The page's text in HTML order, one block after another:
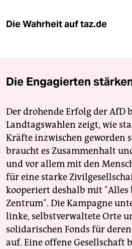
Die Wahrheit auf taz.de
Die Engagierten
Der drohende Erfolg der AfD
Landtagswahlen zeigt, wie
Kräfte inzwischen geworden
braucht es Zusammenhalt
und vor allem mit den
für eine starke
kooperiert deshalb mit
Zentrum". Die Kampagne
linke, selbstverwaltete Orte
solidarischen Fonds für
auf. Eine offene Gesellschaft